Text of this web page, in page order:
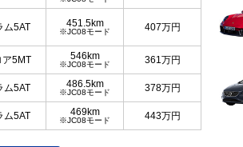
ム5AT 451.5km
※JC08モード 407万円
ア5MT 546km
※JC08モード 361万円
ム5AT 486.5km
※JC08モード 378万円
ム5AT 469km
※JC08モード 443万円